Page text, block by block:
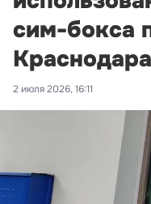
сим-бокса
Краснодара
2 июля 2026, 16:11